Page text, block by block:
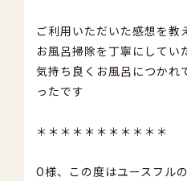
ご利用いただいた感想を教
お風呂掃除を丁寧にしてい
気持ち良くお風呂につかれ
ったです
＊＊＊＊＊＊＊＊＊＊＊
O様、この度はユースフル